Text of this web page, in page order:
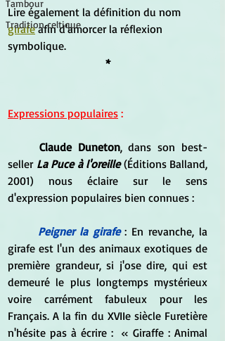
Tambour
Tradition celtique
Lire également la définition du nom
girafe afin d'amorcer la réflexion
symbolique.
*
Expressions populaires :
Claude Duneton, dans son best-
seller La Puce à l'oreille (Éditions Balland,
2001) nous éclaire sur le sens
d'expression populaires bien connues :
Peigner la girafe : En revanche, la
girafe est l'un des animaux exotiques de
première grandeur, si j'ose dire, qui est
demeuré le plus longtemps mystérieux
voire carrément fabuleux pour les
Français. A la fin du XVIIe siècle Furetière
n'hésite pas à écrire : « Giraffe : Animal